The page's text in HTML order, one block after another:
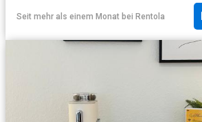
Seit mehr als einem Monat bei Rentola